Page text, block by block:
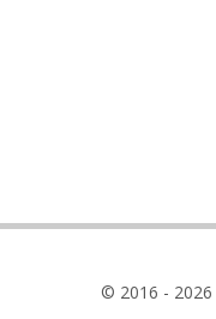
© 2016 - 2026